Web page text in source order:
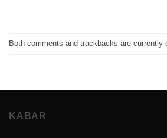
Both comments and trackbacks are currently
KABAR